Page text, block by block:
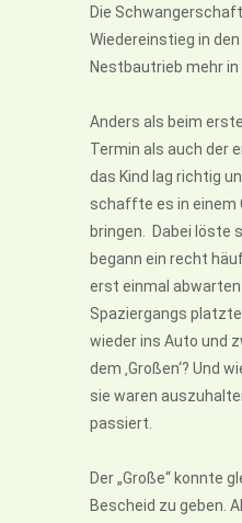
Die
Wiedereinstieg in
Nestbautrieb mehr in
Anders als beim
Termin als auch der
das Kind lag richtig
schaffte es in einem
bringen. Dabei löste
begann ein recht
erst einmal
Spaziergangs
wieder ins Auto und
dem ‚Großen‘? Und
sie waren
passiert.
Der „Große“ konnte
Bescheid zu geben.